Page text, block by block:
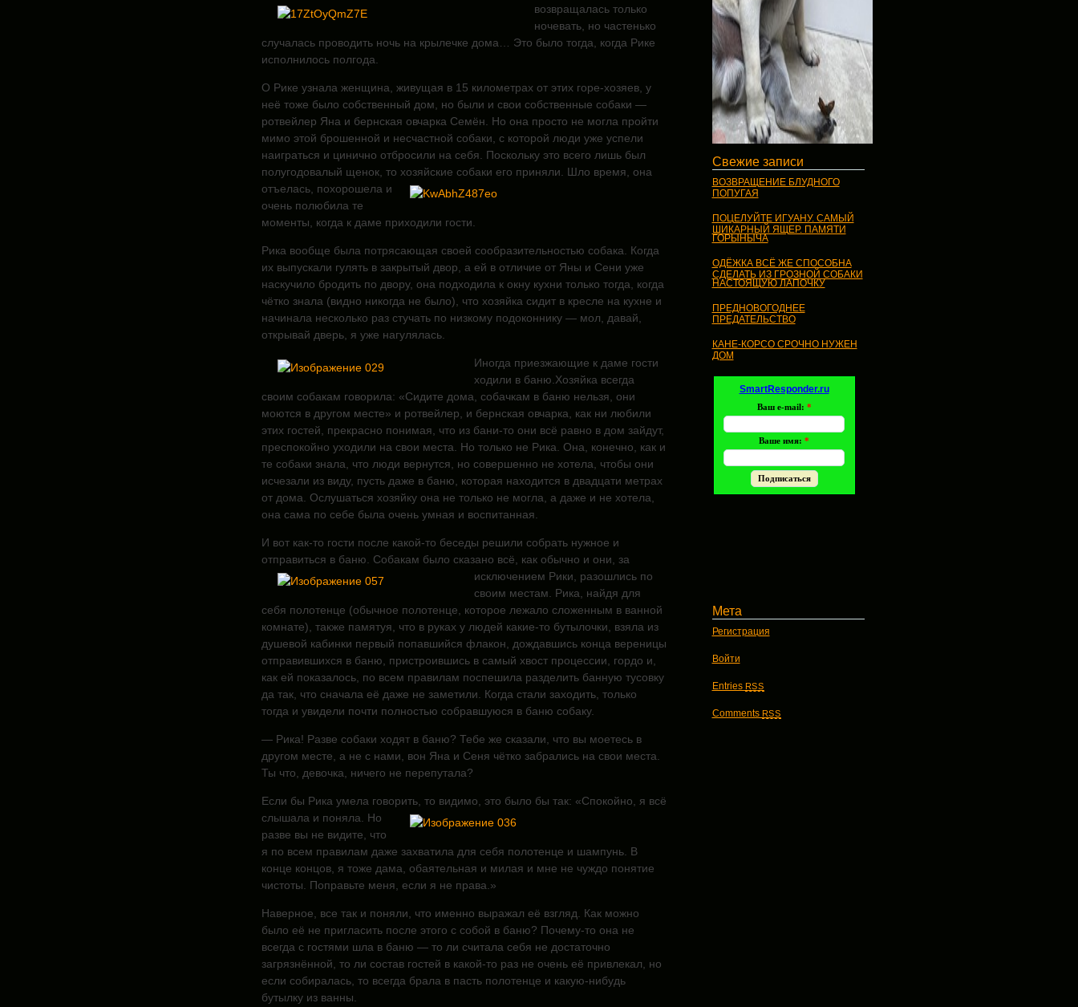
возвращалась только
ночевать, но частенько
случалась проводить ночь на крылечке дома… Это было тогда, когда Рике
исполнилось полгода.
О Рике узнала женщина, живущая в 15 километрах от этих горе-хозяев, у
неё тоже было собственный дом, но были и свои собственные собаки —
ротвейлер Яна и бернская овчарка Семён. Но она просто не могла пройти
мимо этой брошенной и несчастной собаки, с которой люди уже успели
наиграться и цинично отбросили на себя. Поскольку это всего лишь был
полугодовалый щенок, то хозяйские собаки его приняли. Шло время, она
отъелась, похорошела и
очень полюбила те
моменты, когда к даме приходили гости.
Рика вообще была потрясающая своей сообразительностью собака. Когда
их выпускали гулять в закрытый двор, а ей в отличие от Яны и Сени уже
наскучило бродить по двору, она подходила к окну кухни только тогда, когда
чётко знала (видно никогда не было), что хозяйка сидит в кресле на кухне и
начинала несколько раз стучать по низкому подоконнику — мол, давай,
открывай дверь, я уже нагулялась.
Иногда приезжающие к даме гости
ходили в баню.Хозяйка всегда
своим собакам говорила: «Сидите дома, собачкам в баню нельзя, они
моются в другом месте» и ротвейлер, и бернская овчарка, как ни любили
этих гостей, прекрасно понимая, что из бани-то они всё равно в дом зайдут,
преспокойно уходили на свои места. Но только не Рика. Она, конечно, как и
те собаки знала, что люди вернутся, но совершенно не хотела, чтобы они
исчезали из виду, пусть даже в баню, которая находится в двадцати метрах
от дома. Ослушаться хозяйку она не только не могла, а даже и не хотела,
она сама по себе была очень умная и воспитанная.
И вот как-то гости после какой-то беседы решили собрать нужное и
отправиться в баню. Собакам было сказано всё, как обычно и они, за
исключением Рики, разошлись по
своим местам. Рика, найдя для
себя полотенце (обычное полотенце, которое лежало сложенным в ванной
комнате), также памятуя, что в руках у людей какие-то бутылочки, взяла из
душевой кабинки первый попавшийся флакон, дождавшись конца вереницы
отправившихся в баню, пристроившись в самый хвост процессии, гордо и,
как ей показалось, по всем правилам поспешила разделить банную тусовку
да так, что сначала её даже не заметили. Когда стали заходить, только
тогда и увидели почти полностью собравшуюся в баню собаку.
— Рика! Разве собаки ходят в баню? Тебе же сказали, что вы моетесь в
другом месте, а не с нами, вон Яна и Сеня чётко забрались на свои места.
Ты что, девочка, ничего не перепутала?
Если бы Рика умела говорить, то видимо, это было бы так: «Спокойно, я всё
слышала и поняла. Но
разве вы не видите, что
я по всем правилам даже захватила для себя полотенце и шампунь. В
конце концов, я тоже дама, обаятельная и милая и мне не чуждо понятие
чистоты. Поправьте меня, если я не права.»
Наверное, все так и поняли, что именно выражал её взгляд. Как можно
было её не пригласить после этого с собой в баню? Почему-то она не
всегда с гостями шла в баню — то ли считала себя не достаточно
загрязнённой, то ли состав гостей в какой-то раз не очень её привлекал, но
если собиралась, то всегда брала в пасть полотенце и какую-нибудь
бутылку из ванны.
Свежие записи
ВОЗВРАЩЕНИЕ БЛУДНОГО
ПОПУГАЯ
ПОЦЕЛУЙТЕ ИГУАНУ. САМЫЙ
ШИКАРНЫЙ ЯЩЕР. ПАМЯТИ
ГОРЫНЫЧА
ОДЁЖКА ВСЁ ЖЕ СПОСОБНА
СДЕЛАТЬ ИЗ ГРОЗНОЙ СОБАКИ
НАСТОЯЩУЮ ЛАПОЧКУ
ПРЕДНОВОГОДНЕЕ
ПРЕДАТЕЛЬСТВО
КАНЕ-КОРСО СРОЧНО НУЖЕН
ДОМ
SmartResponder.ru
Ваш e-mail: *
Ваше имя: *
Мета
Регистрация
Войти
Entries RSS
Comments RSS